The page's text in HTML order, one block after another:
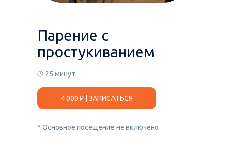
25 минут
Парение с
простукиванием
4 000 ₽ | ЗАПИСАТЬСЯ
* Основное посещение не включено